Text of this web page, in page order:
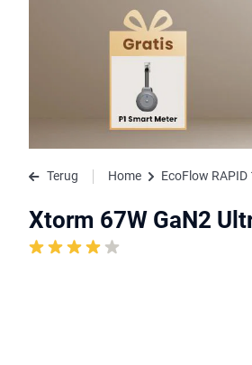
Terug Home EcoFlow
Xtorm 67W GaN2